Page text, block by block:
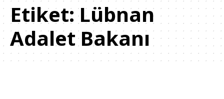
Etiket:Lübnan
Adalet Bakanı